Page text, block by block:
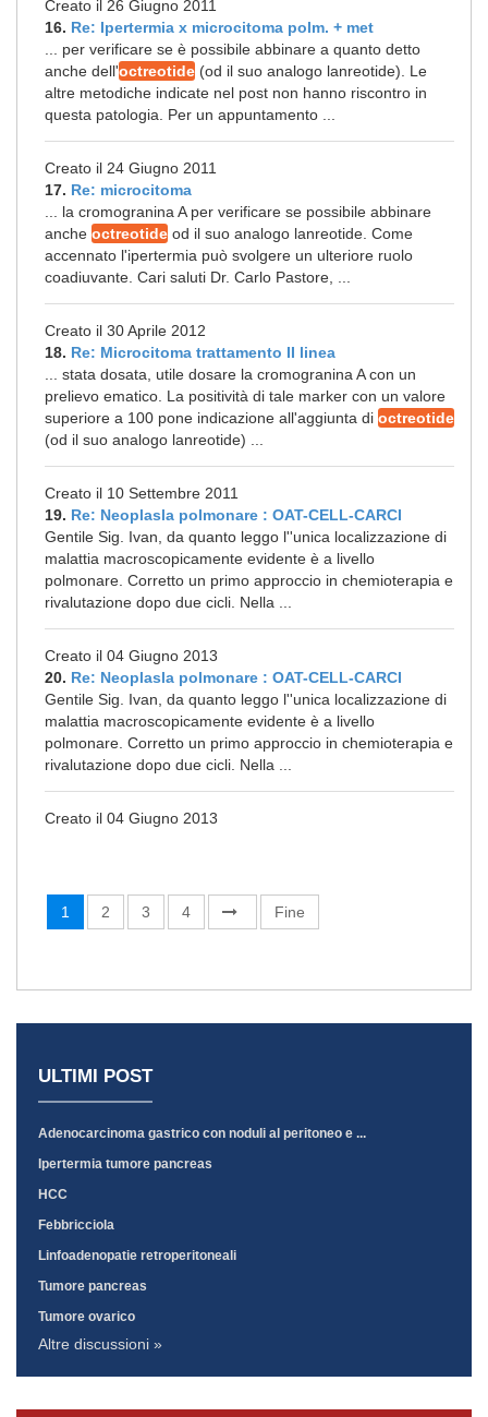
Creato il 26 Giugno 2011
16. Re: Ipertermia x microcitoma polm. + met
... per verificare se è possibile abbinare a quanto detto
anche dell'octreotide (od il suo analogo lanreotide). Le
altre metodiche indicate nel post non hanno riscontro in
questa patologia. Per un appuntamento ...
Creato il 24 Giugno 2011
17. Re: microcitoma
... la cromogranina A per verificare se possibile abbinare
anche octreotide od il suo analogo lanreotide. Come
accennato l'ipertermia può svolgere un ulteriore ruolo
coadiuvante. Cari saluti Dr. Carlo Pastore, ...
Creato il 30 Aprile 2012
18. Re: Microcitoma trattamento II linea
... stata dosata, utile dosare la cromogranina A con un
prelievo ematico. La positività di tale marker con un valore
superiore a 100 pone indicazione all'aggiunta di octreotide
(od il suo analogo lanreotide) ...
Creato il 10 Settembre 2011
19. Re: Neoplasla polmonare : OAT-CELL-CARCI
Gentile Sig. Ivan, da quanto leggo l''unica localizzazione di
malattia macroscopicamente evidente è a livello
polmonare. Corretto un primo approccio in chemioterapia e
rivalutazione dopo due cicli. Nella ...
Creato il 04 Giugno 2013
20. Re: Neoplasla polmonare : OAT-CELL-CARCI
Gentile Sig. Ivan, da quanto leggo l''unica localizzazione di
malattia macroscopicamente evidente è a livello
polmonare. Corretto un primo approccio in chemioterapia e
rivalutazione dopo due cicli. Nella ...
Creato il 04 Giugno 2013
1 2 3 4 Fine
ULTIMI POST
Adenocarcinoma gastrico con noduli al peritoneo e ...
Ipertermia tumore pancreas
HCC
Febbricciola
Linfoadenopatie retroperitoneali
Tumore pancreas
Tumore ovarico
Altre discussioni »